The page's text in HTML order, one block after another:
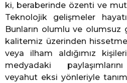
ki, beraberinde özenti ve
Teknolojik gelişmeler
Bunların olumlu ve olumsuz
kalitemiz üzerinden
veya ilham aldığımız
medyadaki
veyahut eksi yönleriyle